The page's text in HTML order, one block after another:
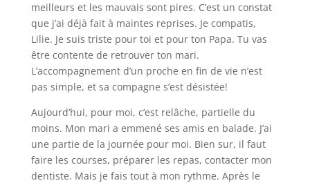
meilleurs et les mauvais sont pires. C’est un constat
que j’ai déjà fait à maintes reprises. Je compatis,
Lilie. Je suis triste pour toi et pour ton Papa. Tu vas
être contente de retrouver ton mari.
L’accompagnement d’un proche en fin de vie n’est
pas simple, et sa compagne s’est désistée!
Aujourd’hui, pour moi, c’est relâche, partielle du
moins. Mon mari a emmené ses amis en balade. J’ai
une partie de la journée pour moi. Bien sur, il faut
faire les courses, préparer les repas, contacter mon
dentiste. Mais je fais tout à mon rythme. Après le